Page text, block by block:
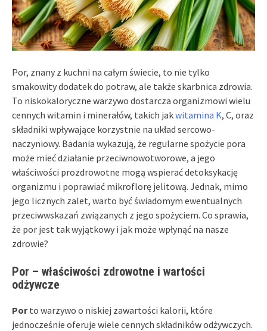
Por, znany z kuchni na całym świecie, to nie tylko
smakowity dodatek do potraw, ale także skarbnica zdrowia.
To niskokaloryczne warzywo dostarcza organizmowi wielu
cennych witamin i minerałów, takich jakwitamina K, C, oraz
składniki wpływające korzystnie na układ sercowo-
naczyniowy. Badania wykazują, że regularne spożycie pora
może mieć działanie przeciwnowotworowe, a jego
właściwości prozdrowotne mogą wspierać detoksykację
organizmu i poprawiać mikroflorę jelitową. Jednak, mimo
jego licznych zalet, warto być świadomym ewentualnych
przeciwwskazań związanych z jego spożyciem. Co sprawia,
że por jest tak wyjątkowy i jak może wpłynąć na nasze
zdrowie?
Por – właściwości zdrowotne i wartości
odżywcze
Porto warzywo o niskiej zawartości kalorii, które
jednocześnie oferuje wiele cennych składników odżywczych.